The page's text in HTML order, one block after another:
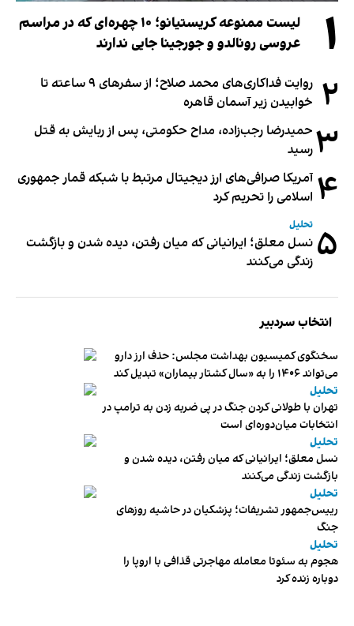
۱
لیست ممنوعه کریستیانو؛ ۱۰ چهره‌ای که در مراسم
عروسی رونالدو و جورجینا جایی ندارند
۲
روایت فداکاری‌های محمد صلاح؛ از سفرهای ۹ ساعته تا
خوابیدن زیر آسمان قاهره
۳ حمیدرضا رجب‌زاده، مداح حکومتی، پس از ربایش به قتل
رسید
۴ آمریکا صرافی‌های ارز دیجیتال مرتبط با شبکه قمار جمهوری
اسلامی را تحریم کرد
۵ تحلیل
نسل معلق؛ ایرانیانی که میان رفتن، دیده شدن و بازگشت
زندگی می‌کنند
انتخاب سردبیر
سخنگوی کمیسیون بهداشت مجلس: حذف ارز دارو
می‌تواند ۱۴۰۶ را به «سال کشتار بیماران» تبدیل کند
تحلیل
تهران با طولانی کردن جنگ در پی ضربه زدن به ترامپ در
انتخابات میان‌دوره‌ای است
تحلیل
نسل معلق؛ ایرانیانی که میان رفتن، دیده شدن و
بازگشت زندگی می‌کنند
تحلیل
رییس‌جمهور تشریفات؛ پزشکیان در حاشیه روزهای
جنگ
تحلیل
هجوم به سئوتا معامله مهاجرتی قذافی با اروپا را
دوباره زنده کرد